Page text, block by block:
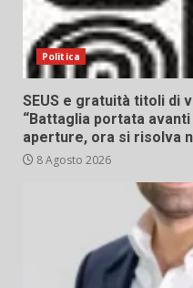
Politica
SEUS e gratuità titoli di
“Battaglia portata avanti
aperture, ora si risolva
8 Agosto 2026